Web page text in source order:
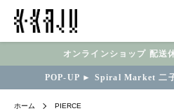
オンラインショップ 配送
POP-UP ► Spiral Market 二
ホーム PIERCE